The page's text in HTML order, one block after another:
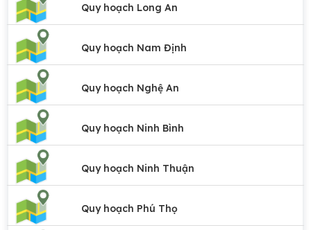
Quy hoạch Long An
Quy hoạch Nam Định
Quy hoạch Nghệ An
Quy hoạch Ninh Bình
Quy hoạch Ninh Thuận
Quy hoạch Phú Thọ